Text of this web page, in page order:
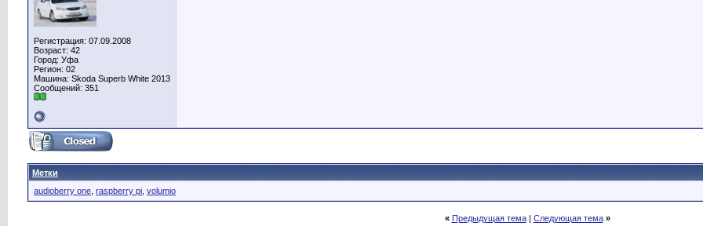
Регистрация: 07.09.2008
Возраст: 42
Город: Уфа
Регион: 02
Машина: Skoda Superb White 2013
Сообщений: 351
Метки
audioberry one raspberry pi volumio
« Предыдущая тема| Следующая тема »